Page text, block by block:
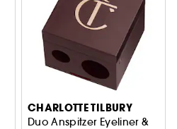
CHARLOTTE TILBURY
Duo Anspitzer Eyeliner &